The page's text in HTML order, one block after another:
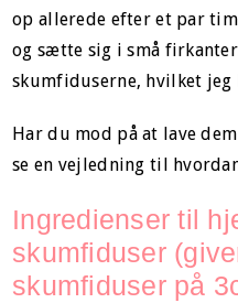
op allerede efter et par
og sætte sig i små
skumfiduserne, hvilket jeg
Har du mod på at lave
se en vejledning til
Ingredienser til
skumfiduser
skumfiduser på